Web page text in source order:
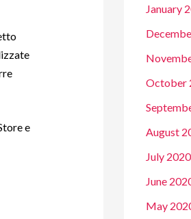
e
January
October
August
July 2020
June
May